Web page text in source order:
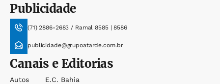
Publicidade
(71) 2886-2683 / Ramal 8585 | 8586
publicidade@grupoatarde.com.br
Canais e Editorias
Autos
E.c. Bahia